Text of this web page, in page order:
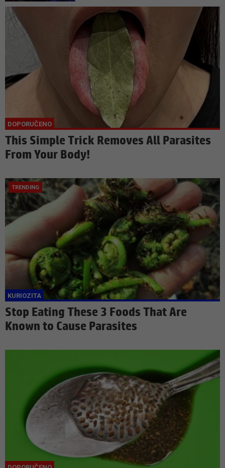
This Simple Trick Removes All Parasites
From Your Body!
Stop Eating These 3 Foods That Are
Known to Cause Parasites